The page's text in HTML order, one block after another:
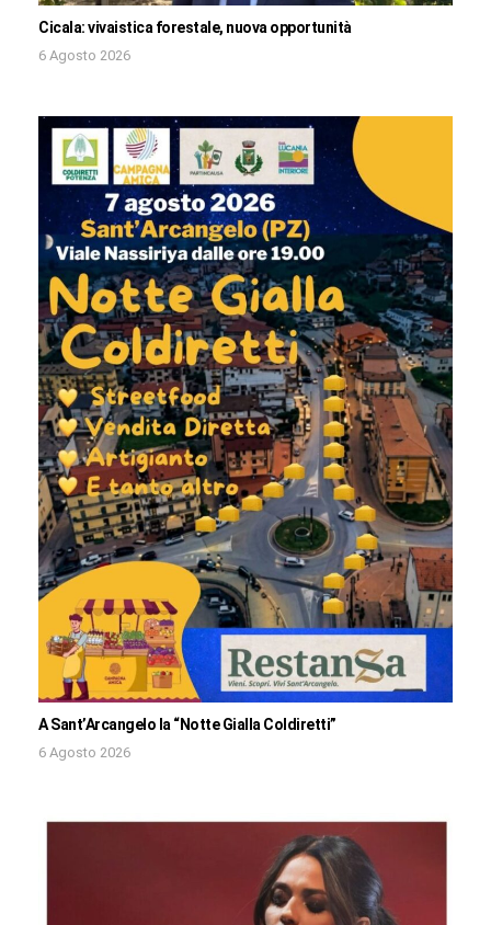
Cicala: vivaistica forestale, nuova opportunità
6 Agosto 2026
A Sant’Arcangelo la “Notte Gialla Coldiretti”
6 Agosto 2026